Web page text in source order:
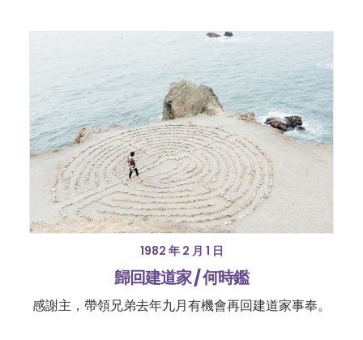
1982 年 2 月 1 日
歸回建道家 / 何時鑑
感謝主，帶領兄弟去年九月有機會再回建道家事奉。